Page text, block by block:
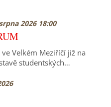
2026 18:00
Velkém Meziříčí již na
studentských…